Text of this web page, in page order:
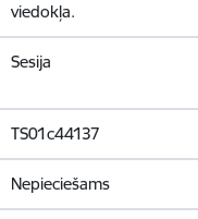
viedokļa.
Sesija
TS01c44137
Nepieciešams